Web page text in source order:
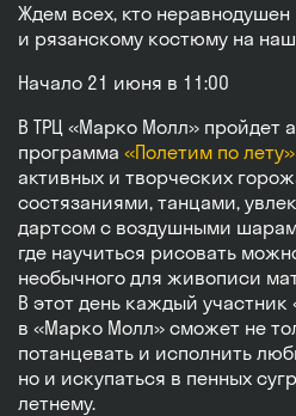
Ждем всех, кто
и рязанскому костюму на
Начало 21 июня в 11:00
В ТРЦ «Марко Молл» пройдет
программа «Полетим по лету»
активных и творческих
состязаниями, танцами,
дартсом с воздушными
где научиться рисовать
необычного для живописи
В этот день каждый участник
в «Марко Молл» сможет не
потанцевать и исполнить
но и искупаться в пенных
летнему.